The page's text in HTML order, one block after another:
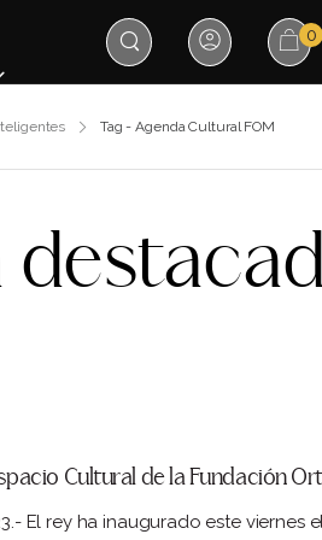
0
Tag - Agenda Cultural FOM
Cultural de la Fundación
El rey ha inaugurado este viernes